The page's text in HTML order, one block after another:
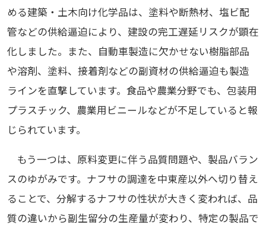
める建築・土木向け化学品は、塗料や断熱材、塩ビ配
管などの供給逼迫により、建設の完工遅延リスクが顕在
化しました。また、自動車製造に欠かせない樹脂部品
や溶剤、塗料、接着剤などの副資材の供給逼迫も製造
ラインを直撃しています。食品や農業分野でも、包装用
プラスチック、農業用ビニールなどが不足していると報
じられています。
もう一つは、原料変更に伴う品質問題や、製品バラン
スのゆがみです。ナフサの調達を中東産以外へ切り替え
ることで、分解するナフサの性状が大きく変われば、品
質の違いから副生留分の生産量が変わり、特定の製品で